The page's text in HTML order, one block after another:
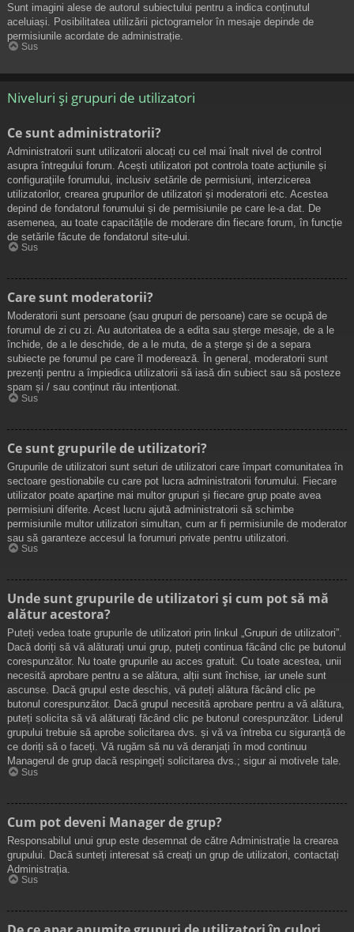
Sunt imagini alese de autorul subiectului pentru a indica conținutul
aceluiași. Posibilitatea utilizării pictogramelor în mesaje depinde de
permisiunile acordate de administrație.
Sus
Niveluri și grupuri de utilizatori
Ce sunt administratorii?
Administratorii sunt utilizatorii alocați cu cel mai înalt nivel de control
asupra întregului forum. Acești utilizatori pot controla toate acțiunile și
configurațiile forumului, inclusiv setările de permisiuni, interzicerea
utilizatorilor, crearea grupurilor de utilizatori și moderatorii etc. Acestea
depind de fondatorul forumului și de permisiunile pe care le-a dat. De
asemenea, au toate capacitățile de moderare din fiecare forum, în funcție
de setările făcute de fondatorul site-ului.
Sus
Care sunt moderatorii?
Moderatorii sunt persoane (sau grupuri de persoane) care se ocupă de
forumul de zi cu zi. Au autoritatea de a edita sau șterge mesaje, de a le
închide, de a le deschide, de a le muta, de a șterge și de a separa
subiecte pe forumul pe care îl moderează. În general, moderatorii sunt
prezenți pentru a împiedica utilizatorii să iasă din subiect sau să posteze
spam și / sau conținut rău intenționat.
Sus
Ce sunt grupurile de utilizatori?
Grupurile de utilizatori sunt seturi de utilizatori care împart comunitatea în
sectoare gestionabile cu care pot lucra administratorii forumului. Fiecare
utilizator poate aparține mai multor grupuri și fiecare grup poate avea
permisiuni diferite. Acest lucru ajută administratorii să schimbe
permisiunile multor utilizatori simultan, cum ar fi permisiunile de moderator
sau să garanteze accesul la forumuri private pentru utilizatori.
Sus
Unde sunt grupurile de utilizatori și cum pot să mă
alătur acestora?
Puteți vedea toate grupurile de utilizatori prin linkul „Grupuri de utilizatori”.
Dacă doriți să vă alăturați unui grup, puteți continua făcând clic pe butonul
corespunzător. Nu toate grupurile au acces gratuit. Cu toate acestea, unii
necesită aprobare pentru a se alătura, alții sunt închise, iar unele sunt
ascunse. Dacă grupul este deschis, vă puteți alătura făcând clic pe
butonul corespunzător. Dacă grupul necesită aprobare pentru a vă alătura,
puteți solicita să vă alăturați făcând clic pe butonul corespunzător. Liderul
grupului trebuie să aprobe solicitarea dvs. și vă va întreba cu siguranță de
ce doriți să o faceți. Vă rugăm să nu vă deranjați în mod continuu
Managerul de grup dacă respingeți solicitarea dvs.; sigur ai motivele tale.
Sus
Cum pot deveni Manager de grup?
Responsabilul unui grup este desemnat de către Administrație la crearea
grupului. Dacă sunteți interesat să creați un grup de utilizatori, contactați
Administrația.
Sus